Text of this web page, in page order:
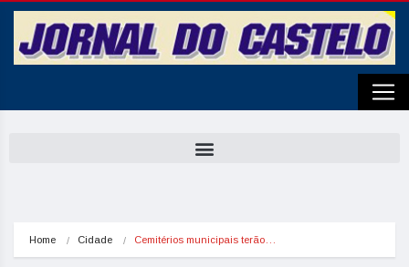
Home Cidade Cemitérios municipais terão…